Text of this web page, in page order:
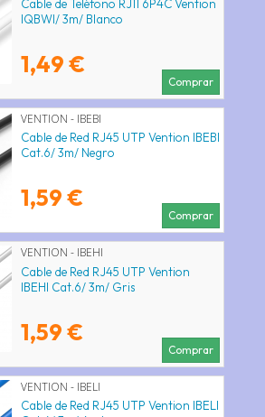
Cable de Teléfono RJ11 6P4C Vention
IQBWI/ 3m/ Blanco
1,49 €
Comprar
VENTION - IBEBI
Cable de Red RJ45 UTP Vention IBEBI
Cat.6/ 3m/ Negro
1,59 €
Comprar
VENTION - IBEHI
Cable de Red RJ45 UTP Vention
IBEHI Cat.6/ 3m/ Gris
1,59 €
Comprar
VENTION - IBELI
Cable de Red RJ45 UTP Vention IBELI